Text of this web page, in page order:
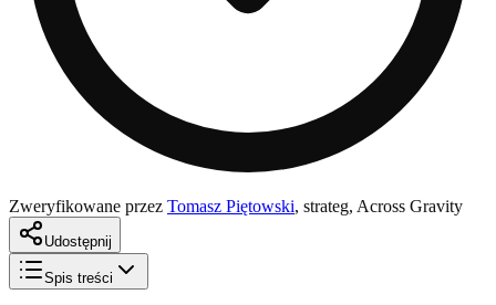
Zweryfikowane przez Tomasz Piętowski, strateg, Across Gravity
Udostępnij
Spis treści